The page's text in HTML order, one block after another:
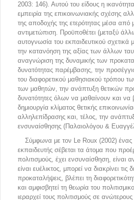
2003: 146). Αυτού του είδους η
εμπειρία της επικοινωνιακής σχέσης
της αποδοχής της ετερότητας μέσα από
αντιμετώπιση. Προϋποθέτει (μεταξύ
αυτογνωσία του εκπαιδευτικού σχετικά
την κατανόηση της αξίας των άλλων
αναγνώριση της δυναμικής των
δυνατότητας παρέμβασης, την
του διαφορετικού μαθησιακού τρόπου
των μαθητών, την ανάπτυξη θετικών
δυνατότητες όλων να μαθαίνουν και να
δημιουργία κλίματος θετικής
αλληλεπίδρασης και, τέλος, την
ενσυναίσθησης (Παλαιολόγου &
Σύμφωνα με τον Le Roux (2002) ένας
εκπαιδευτής σέβεται τα άτομα που
πολιτισμούς, έχει ενσυναίσθηση, είναι
είναι ευέλικτος, μπορεί να διακρίνει τις
προκαταλήψεις, βλέπει τη
και αμφισβητεί τη θεωρία του
ιεραρχεί τους πολιτισμούς σε